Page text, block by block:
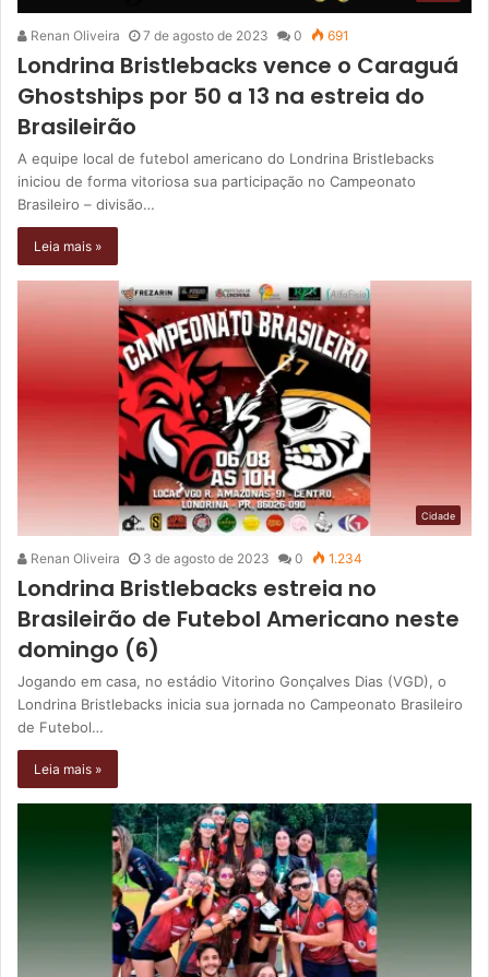
Renan Oliveira 7 de agosto de 2023 0 691
Londrina Bristlebacks vence o Caraguá
Ghostships por 50 a 13 na estreia do
Brasileirão
A equipe local de futebol americano do Londrina Bristlebacks
iniciou de forma vitoriosa sua participação no Campeonato
Brasileiro – divisão…
Leia mais »
Cidade
Renan Oliveira 3 de agosto de 2023 0 1.234
Londrina Bristlebacks estreia no
Brasileirão de Futebol Americano neste
domingo (6)
Jogando em casa, no estádio Vitorino Gonçalves Dias (VGD), o
Londrina Bristlebacks inicia sua jornada no Campeonato Brasileiro
de Futebol…
Leia mais »